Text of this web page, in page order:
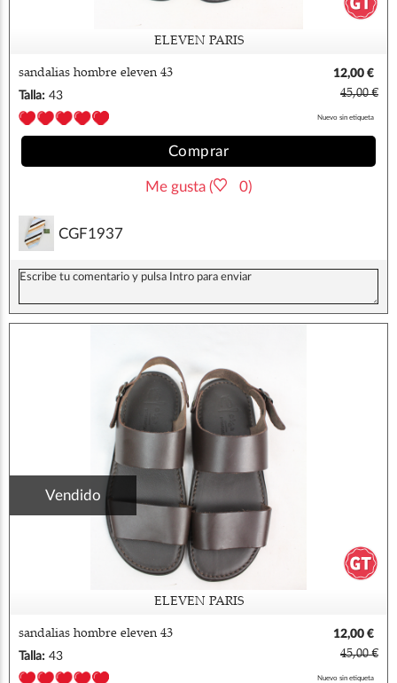
ELEVEN PARIS
sandalias hombre eleven 43
12,00 €
Talla: 43 45,00 €
Nuevo sin etiqueta
Comprar
Me gusta ( 0)
CGF1937
Vendido
ELEVEN PARIS
sandalias hombre eleven 43
12,00 €
Talla: 43 45,00 €
Nuevo sin etiqueta